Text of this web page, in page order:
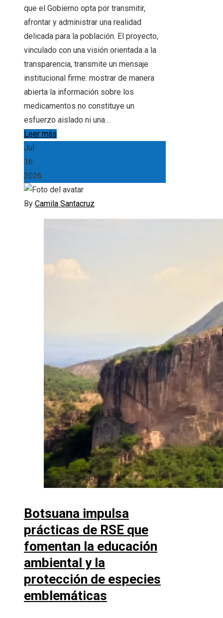
que el Gobierno opta por transmitir,
afrontar y administrar una realidad
delicada para la población. El proyecto,
vinculado con una visión orientada a la
transparencia, transmite un mensaje
institucional firme: mostrar de manera
abierta la información sobre los
medicamentos no constituye un
esfuerzo aislado ni una…
Leer más
Jul
16
2026
By Camila Santacruz
Botsuana impulsa
prácticas de RSE que
fomentan la educación
ambiental y la
protección de especies
emblemáticas